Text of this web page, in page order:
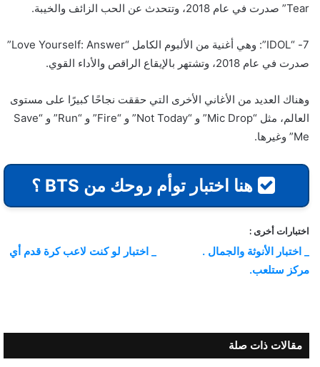
Tear” صدرت في عام 2018، وتتحدث عن الحب الزائف والخيبة.
7- “IDOL”: وهي أغنية من الألبوم الكامل “Love Yourself: Answer”
صدرت في عام 2018، وتشتهر بالإيقاع الراقص والأداء القوي.
وهناك العديد من الأغاني الأخرى التي حققت نجاحًا كبيرًا على مستوى
العالم، مثل “Mic Drop” و “Not Today” و “Fire” و “Run” و “Save
Me” وغيرها.
هنا اختبار توأم روحك من BTS ؟
اختبارات أخرى :
_ اختبار الأنوثة والجمال .
_ اختبار لو كنت لاعب كرة قدم أي
مركز ستلعب.
مقالات ذات صلة